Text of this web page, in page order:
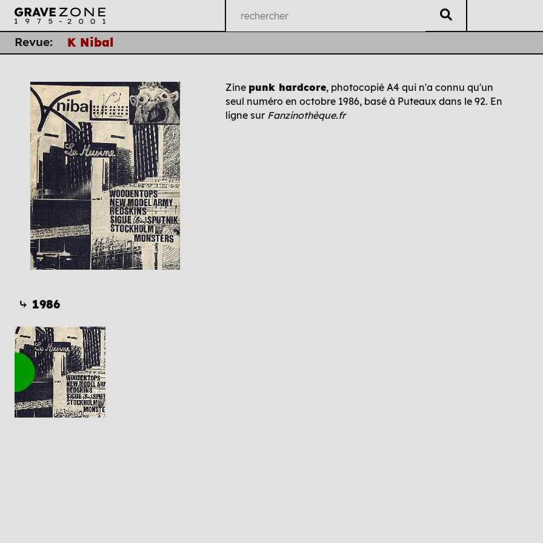
Véritable Listing U
Auteur·es
B
Revue: K Nibal
Zine punk hardcore, photocopié A4 qui n'a connu qu'un
seul numéro en octobre 1986, basé à Puteaux dans le 92. En
ligne sur Fanzinothèque.fr
⤷ 1986